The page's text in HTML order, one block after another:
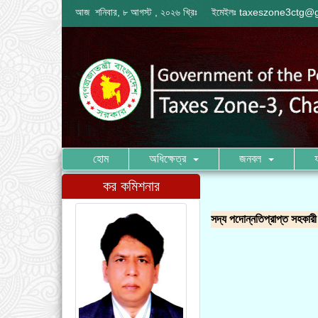
আজ শনিবার, ৮ আগস্ট , ২০২৬ খ্রিঃ ইমেইলঃ
হোম অধিক্ষেত্র জনবল
কর কমিশনার
সদ্য পদোন্নতিপ্রাপ্ত